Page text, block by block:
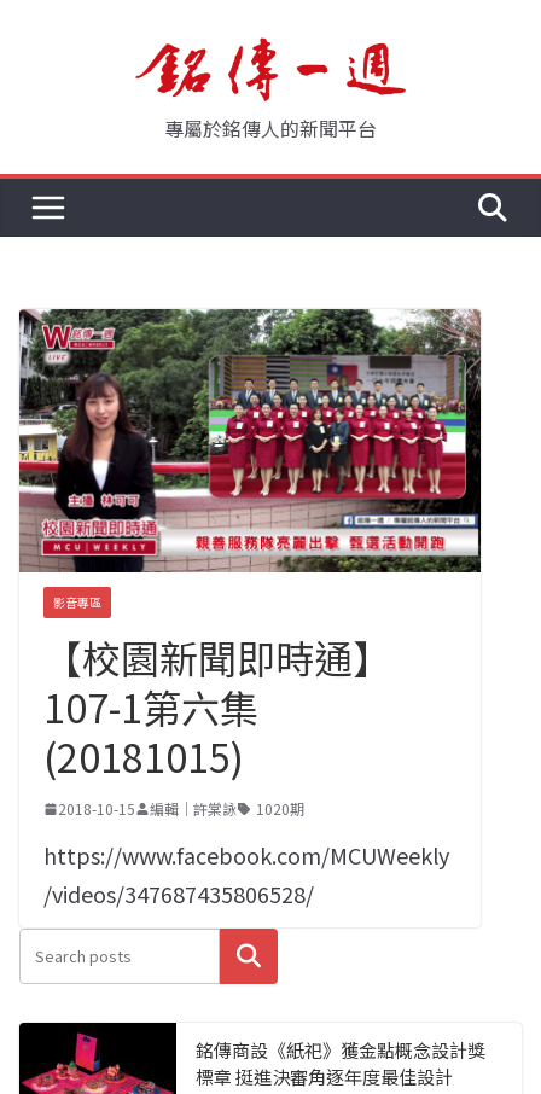
專屬於銘傳人的新聞平台
影音專區
【校園新聞即時通】
107-1第六集
(20181015)
2018-10-15 編輯｜許棠詠 1020期
https://www.facebook.com/MCUWeekly
/videos/347687435806528/
搜尋
銘傳商設《紙祀》獲金點概念設計獎
標章 挺進決審角逐年度最佳設計